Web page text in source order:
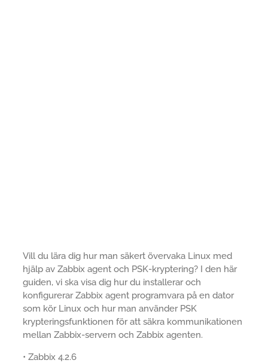
Vill du lära dig hur man säkert övervaka Linux med
hjälp av Zabbix agent och PSK-kryptering? I den här
guiden, vi ska visa dig hur du installerar och
konfigurerar Zabbix agent programvara på en dator
som kör Linux och hur man använder PSK
krypteringsfunktionen för att säkra kommunikationen
mellan Zabbix-servern och Zabbix agenten.
• Zabbix 4.2.6